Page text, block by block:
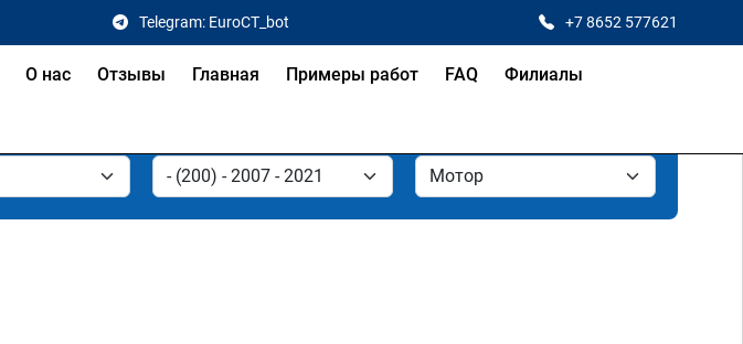
Telegram: EuroCT_bot +7 8652 577621
О нас Отзывы Главная Примеры работ FAQ Филиалы